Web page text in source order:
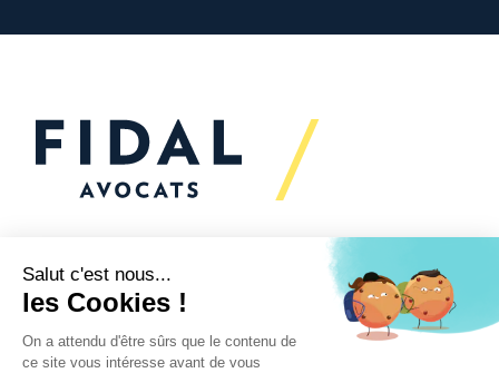
Vous souhaitez échanger
avec nous ?
Nous sommes